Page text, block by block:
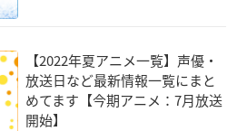
【2022年夏アニメ一覧】声優・
放送日など最新情報一覧にまと
めてます【今期アニメ：7月放送
開始】